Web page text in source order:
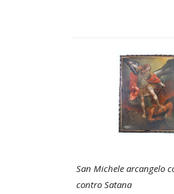
San Michele arcangelo
contro Satana